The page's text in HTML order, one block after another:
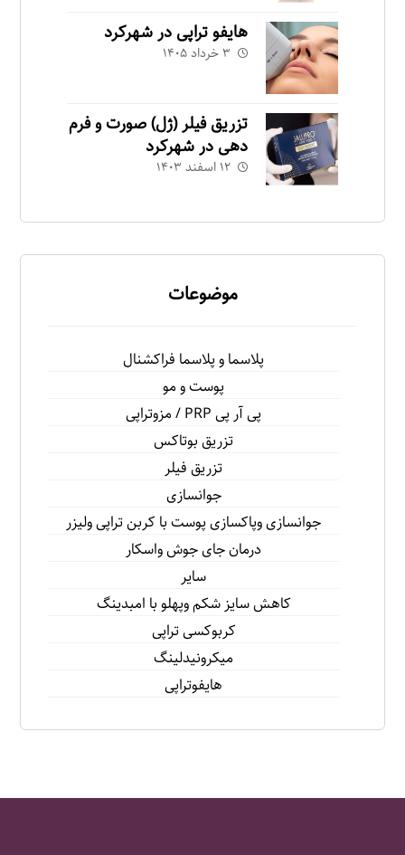
هایفو تراپی در شهرکرد
۳ خرداد ۱۴۰۵
تزریق فیلر (ژل) صورت و فرم
دهی در شهرکرد
۱۲ اسفند ۱۴۰۳
موضوعات
پلاسما و پلاسما فراكشنال
پوست و مو
پى آر پى PRP / مزوتراپى
تزريق بوتاكس
تزريق فيلر
جوانسازى
جوانسازى وپاكسازى پوست با كربن تراپى وليزر
درمان جاى جوش واسكار
سایر
كاهش سايز شكم وپهلو با امبدينگ
كربوكسى تراپى
ميكرونيدلينگ
هايفوتراپی